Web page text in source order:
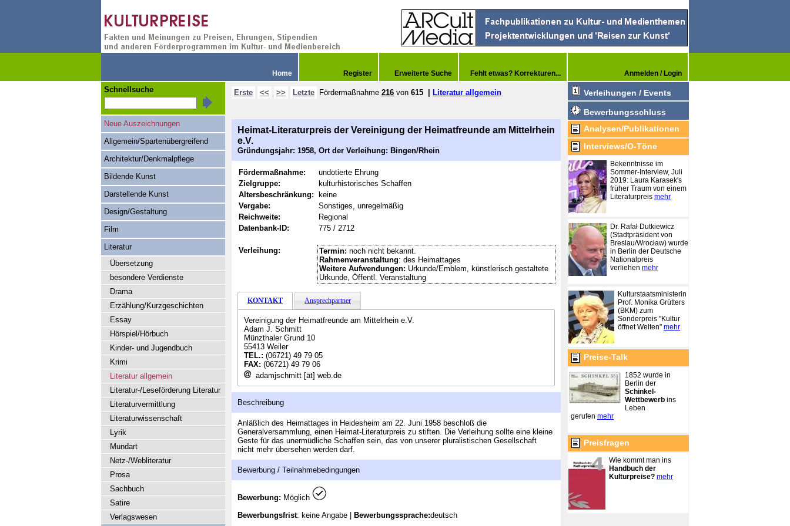
Home Register Erweiterte Suche Fehlt etwas? Korrekturen... Anmelden / Login
Erste << >> Letzte Fördermaßnahme 216 von 615 Literatur allgemein
Heimat-Literaturpreis der Vereinigung der Heimatfreunde am Mittelrhein
e.V.
Gründungsjahr: 1958, Ort der Verleihung: Bingen/Rhein
Fördermaßnahme:
undotierte Ehrung
Zielgruppe:
kulturhistorisches Schaffen
Altersbeschränkung:
keine
Vergabe:
Sonstiges, unregelmäßig
Reichweite:
Regional
Datenbank-ID:
775 / 2712
Verleihung: Termin: noch nicht bekannt.
Rahmenveranstaltung: des Heimattages
Weitere Aufwendungen: Urkunde/Emblem, künstlerisch gestaltete
Urkunde, Öffentl. Veranstaltung
KONTAKT Ansprechpartner
Vereinigung der Heimatfreunde am Mittelrhein e.V.
Adam J. Schmitt
Münzthaler Grund 10
55413 Weiler
TEL.: (06721) 49 79 05
FAX: (06721) 49 79 06
adamjschmitt [ät] web.de
Beschreibung
Anläßlich des Heimattages in Heidesheim am 22. Juni 1958 beschloß die
Generalversammlung, einen Heimat-Literaturpreis zu stiften. Die Verleihung sollte eine kleine
Geste für das unermüdliche Schaffen sein, das von unserer pluralistischen Gesellschaft
nicht mehr übersehen werden darf.
Bewerbung / Teilnahmebedingungen
Bewerbung: Möglich
Bewerbungsfrist: keine Angabe | Bewerbungssprache:deutsch
Schnellsuche
Neue Auszeichnungen
Allgemein/Spartenübergreifend
Architektur/Denkmalpflege
Bildende Kunst
Darstellende Kunst
Design/Gestaltung
Film
Literatur
Übersetzung
besondere Verdienste
Drama
Erzählung/Kurzgeschichten
Essay
Hörspiel/Hörbuch
Kinder- und Jugendbuch
Krimi
Literatur allgemein
Literatur-/Leseförderung Literatur
Literaturvermittlung
Literaturwissenschaft
Lyrik
Mundart
Netz-/Webliteratur
Prosa
Sachbuch
Satire
Verlagswesen
Verleihungen / Events
Bewerbungsschluss
Analysen/Publikationen
Interviews/O-Töne
Bekenntnisse im
Sommer-Interview, Juli
2019: Laura Karasek's
früher Traum von einem
Literaturpreis mehr
Dr. Rafał Dutkiewicz
(Stadtpräsident von
Breslau/Wrocław) wurde
in Berlin der Deutsche
Nationalpreis
verliehen mehr
Kulturstaatsministerin
Prof. Monika Grütters
(BKM) zum
Sonderpreis "Kultur
öffnet Welten" mehr
Preise-Talk
1852 wurde in
Berlin der
Schinkel-
Wettbewerb ins
Leben
gerufen mehr
Preisfragen
Wie kommt man ins
Handbuch der
Kulturpreise? mehr